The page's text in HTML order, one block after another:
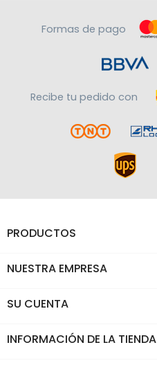
Formas de pago
Recibe tu pedido con
PRODUCTOS
NUESTRA EMPRESA
SU CUENTA
INFORMACIÓN DE LA TIENDA